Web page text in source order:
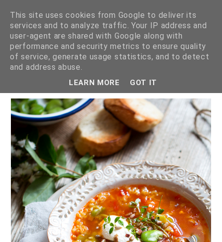
ZUPA Z BOBEM, POMIDORAMI I RYŻEM
4 lipca 2017
This site uses cookies from Google to deliver its
services and to analyze traffic. Your IP address and
user-agent are shared with Google along with
performance and security metrics to ensure quality
of service, generate usage statistics, and to detect
and address abuse.
LEARN MORE GOT IT